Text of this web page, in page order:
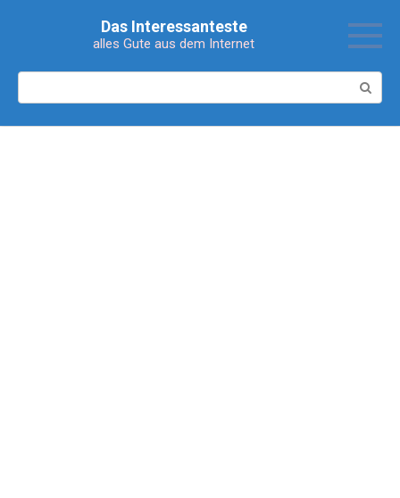
Das Interessanteste
alles Gute aus dem Internet